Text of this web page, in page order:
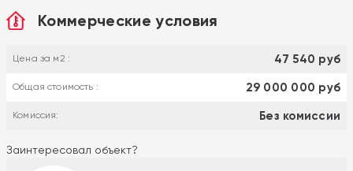
Коммерческие условия
Цена за м2 : 47 540 руб
Общая стоимость : 29 000 000 руб
Комиссия: Без комиссии
Заинтересовал объект?